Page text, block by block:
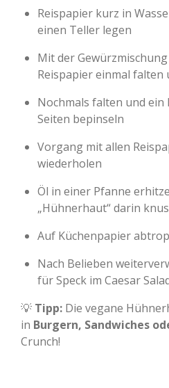
Reispapier kurz in
einen Teller legen
Mit der
Reispapier einmal
Nochmals falten und ein
Seiten bepinseln
Vorgang mit allen
wiederholen
Öl in einer Pfanne
„Hühnerhaut“ darin
Auf Küchenpapier
Nach Belieben
für Speck im Caesar
💡 Tipp: Die vegane
in Burgern, Sandwiches
Crunch!